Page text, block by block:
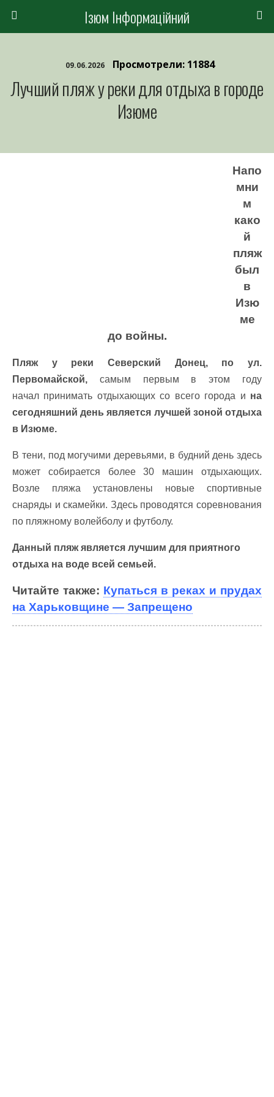
Ізюм Інформаційний
09.06.2026 Просмотрели: 11884
Лучший пляж у реки для отдыха в городе
Изюме
Напо
мни
м
како
й
пляж
был
в
Изю
ме
до войны.
Пляж у реки Северский Донец, по ул.
Первомайской, самым первым в этом году
начал принимать отдыхающих со всего города и на
сегодняшний день является лучшей зоной отдыха
в Изюме.
В тени, под могучими деревьями, в будний день здесь
может собирается более 30 машин отдыхающих.
Возле пляжа установлены новые спортивные
снаряды и скамейки. Здесь проводятся соревнования
по пляжному волейболу и футболу.
Данный пляж является лучшим для приятного
отдыха на воде всей семьей.
Читайте также: Купаться в реках и прудах
на Харьковщине — Запрещено